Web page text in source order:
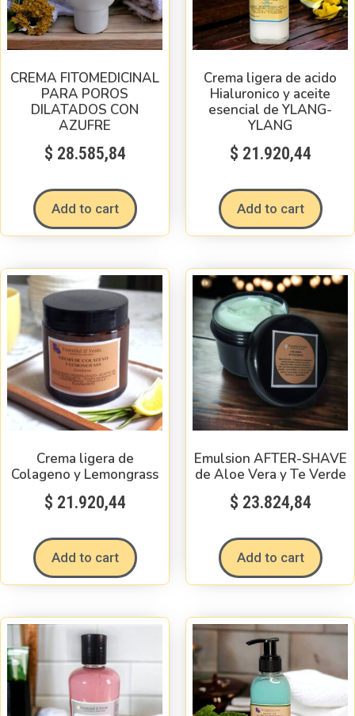
CREMA FITOMEDICINAL
PARA POROS
DILATADOS CON
AZUFRE
$ 28.585,84
Add to cart
Crema ligera de acido
Hialuronico y aceite
esencial de YLANG-
YLANG
$ 21.920,44
Add to cart
Crema ligera de
Colageno y Lemongrass
$ 21.920,44
Add to cart
Emulsion AFTER-SHAVE
de Aloe Vera y Te Verde
$ 23.824,84
Add to cart